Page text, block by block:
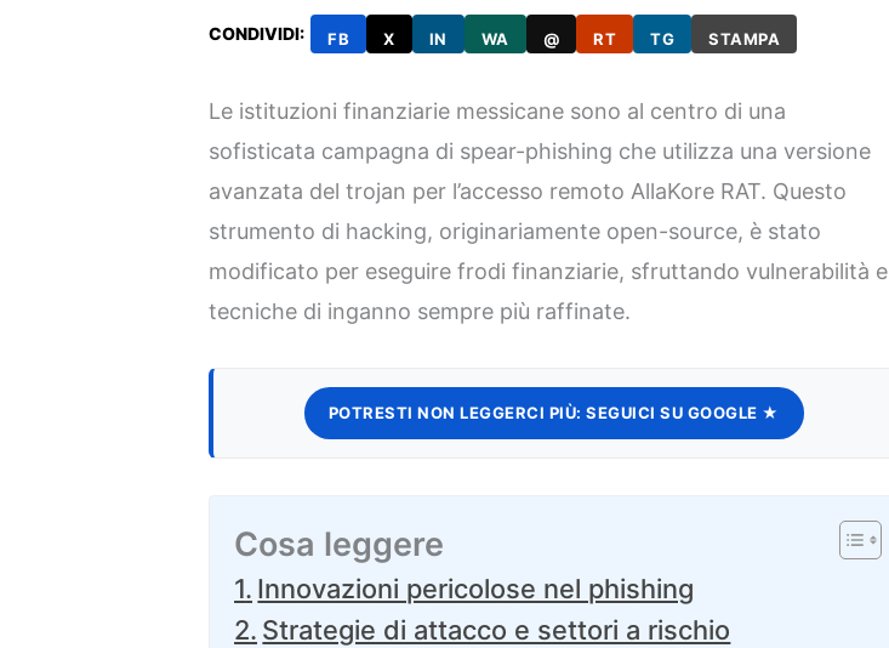
CONDIVIDI: FB X IN WA @ RT TG STAMPA
Le istituzioni finanziarie messicane sono al centro di una
sofisticata campagna di spear-phishing che utilizza una versione
avanzata del trojan per l’accesso remoto AllaKore RAT. Questo
strumento di hacking, originariamente open-source, è stato
modificato per eseguire frodi finanziarie, sfruttando vulnerabilità e
tecniche di inganno sempre più raffinate.
POTRESTI NON LEGGERCI PIÙ: SEGUICI SU GOOGLE ★
Cosa leggere
Innovazioni pericolose nel phishing
Strategie di attacco e settori a rischio